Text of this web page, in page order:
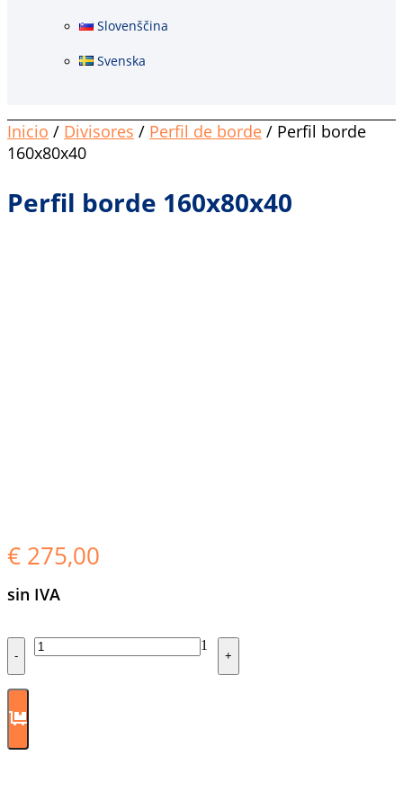
Slovenščina
Svenska
Inicio / Divisores / Perfil de borde / Perfil borde
160x80x40
Perfil borde 160x80x40
€ 275,00
sin IVA
Quantity
-
1
+